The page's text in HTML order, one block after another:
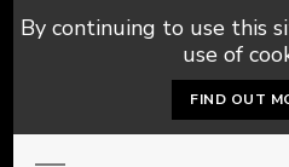
By continuing to use this
use of
FIND OUT